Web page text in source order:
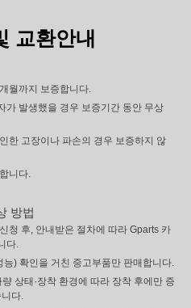
교환안내
월까지 보증합니다.
가 발생했을 경우 보증기간 동안 무상
한 고장이나 파손의 경우 보증하지 않
니다.
방법
청 후, 안내받은 절차에 따라 Gparts 카
다.
) 확인을 거친 중고부품만 판매합니다.
상태·장착 환경에 따라 장착 후에만 증
다.